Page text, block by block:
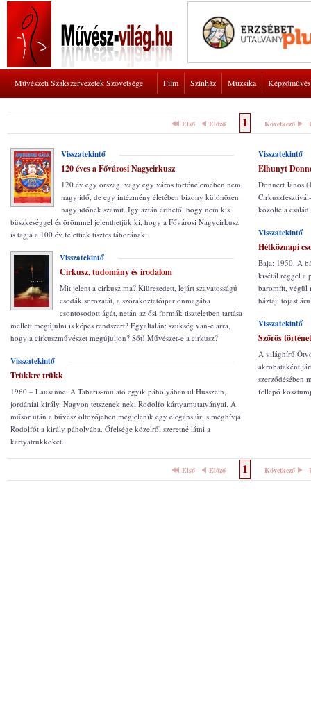
Művészeti Szakszervezetek Szövetsége Film Színház Muzsika
Első Előző 1 Következő
Visszatekintő
120 éves a Fővárosi Nagycirkusz
120 év egy ország, vagy egy város történelemében nem
nagy idő, de egy intézmény életében bizony különösen
nagy időnek számít. Így aztán érthető, hogy nem kis
büszkeséggel és örömmel jelenthetjük ki, hogy a Fővárosi Nagycirkusz
is tagja a 100 év felettiek tisztes táborának.
Visszatekintő
Cirkusz, tudomány és irodalom
Mit jelent a cirkusz ma? Kiüresedett, lejárt szavatosságú
csodák sorozatát, a szórakoztatóipar önmagába
csontosodott ágát, netán az ősi formák tiszteletben tartása
mellett megújulni is képes rendszert? Egyáltalán: szükség van-e arra,
hogy a cirkuszművészet megújuljon? Sőt! Művészet-e a cirkusz?
Visszatekintő
Trükkre trükk
1960 – Lausanne. A Tabaris-mulató egyik páholyában ül Husszein,
jordániai király. Nagyon tetszenek neki Rodolfo kártyamutatványai. A
műsor után a bűvész öltözőjében megjelenik egy elegáns úr, s meghívja
Rodolfót a király páholyába. Őfelsége közelről szeretné látni a
kártyatrükköket.
Visszatekintő
Elhunyt
Donnert János
közölte a
Visszatekintő
Hétköznapi
Baja: 1950. A
kisétál reggel a
baromfit, végül
háztáji tojást
Visszatekintő
Szőrös történet
A világhírű
akrobataként
szerződésében
fellépő
Első Előző 1 Következő